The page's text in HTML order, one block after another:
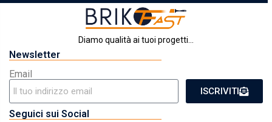
Diamo qualità ai tuoi progetti...
Newsletter
Email
ISCRIVITI
Seguici sui Social